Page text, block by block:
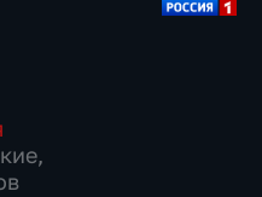
,